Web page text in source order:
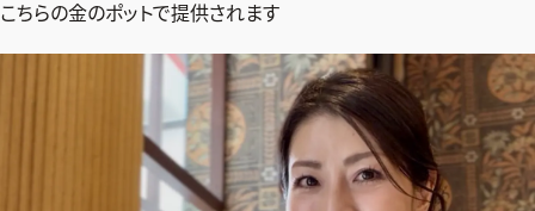
こちらの金のポットで提供されます